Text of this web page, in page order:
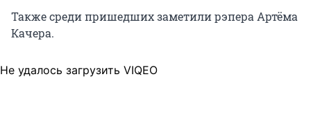
Также среди пришедших заметили рэпера Артёма
Качера.
Не удалось загрузить VIQEO